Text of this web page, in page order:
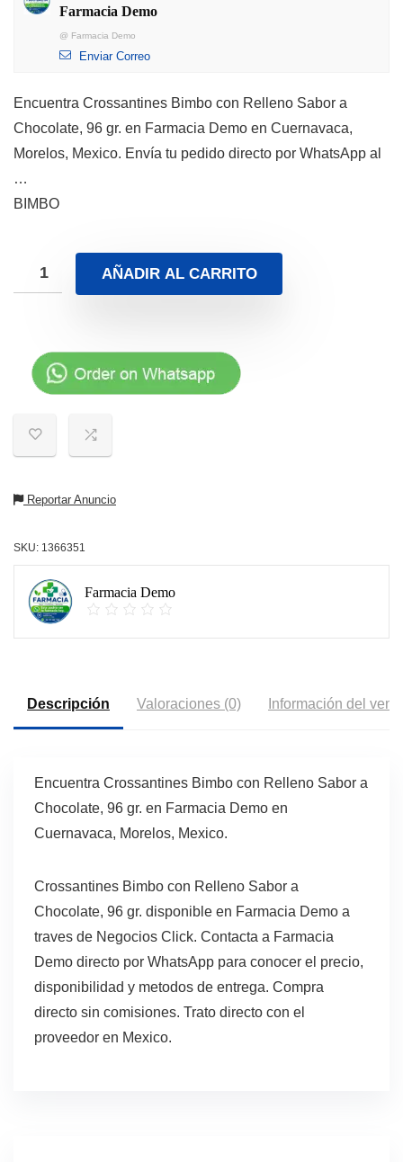
Farmacia Demo
@ Farmacia Demo
Enviar Correo
Encuentra Crossantines Bimbo con Relleno Sabor a
Chocolate, 96 gr. en Farmacia Demo en Cuernavaca,
Morelos, Mexico. Envía tu pedido directo por WhatsApp al
…
BIMBO
AÑADIR AL CARRITO
Reportar Anuncio
SKU: 1366351
Farmacia Demo
Descripción Valoraciones (0) Información del
Encuentra Crossantines Bimbo con Relleno Sabor a
Chocolate, 96 gr. en Farmacia Demo en
Cuernavaca, Morelos, Mexico.
Crossantines Bimbo con Relleno Sabor a
Chocolate, 96 gr. disponible en Farmacia Demo a
traves de Negocios Click. Contacta a Farmacia
Demo directo por WhatsApp para conocer el precio,
disponibilidad y metodos de entrega. Compra
directo sin comisiones. Trato directo con el
proveedor en Mexico.